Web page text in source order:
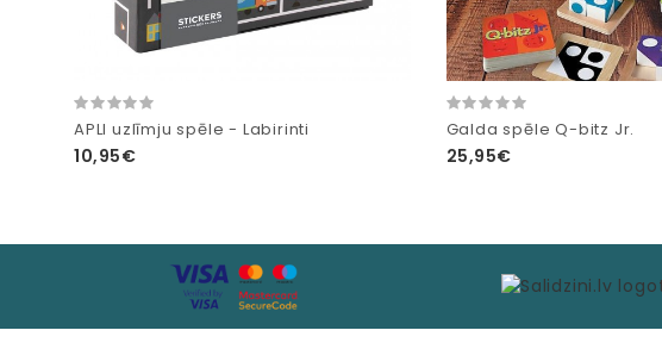
APLI uzlīmju spēle - Labirinti
10,95€
Galda spēle Q-bitz Jr.
25,95€